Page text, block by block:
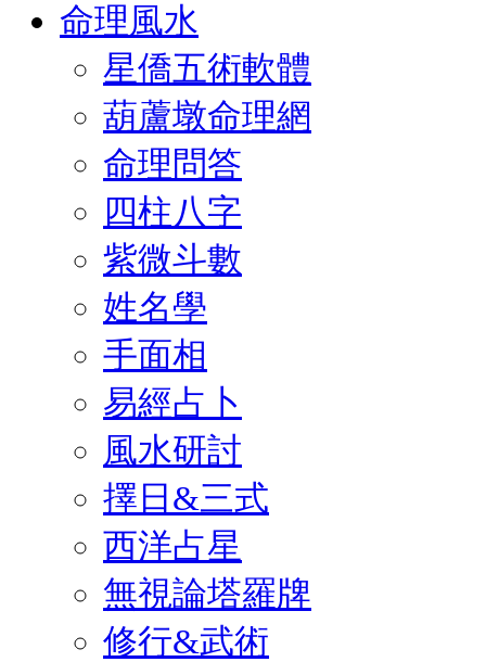
命理風水
星僑五術軟體
葫蘆墩命理網
命理問答
四柱八字
紫微斗數
姓名學
手面相
易經占卜
風水研討
擇日&三式
西洋占星
無視論塔羅牌
修行&武術